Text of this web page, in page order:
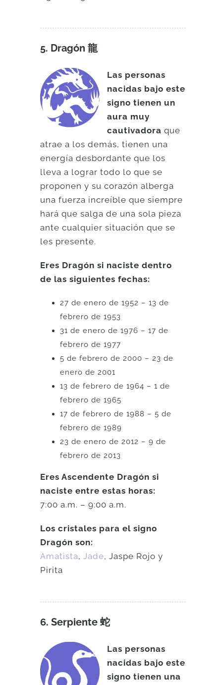
5. Dragón 龍
Las personas
nacidas bajo este
signo tienen un
aura muy
cautivadora que
atrae a los demás, tienen una
energía desbordante que los
lleva a lograr todo lo que se
proponen y su corazón alberga
una fuerza increíble que siempre
hará que salga de una sola pieza
ante cualquier situación que se
les presente.
Eres Dragón si naciste dentro
de las siguientes fechas:
27 de enero de 1952 – 13 de
febrero de 1953
31 de enero de 1976 – 17 de
febrero de 1977
5 de febrero de 2000 – 23 de
enero de 2001
13 de febrero de 1964 – 1 de
febrero de 1965
17 de febrero de 1988 – 5 de
febrero de 1989
23 de enero de 2012 – 9 de
febrero de 2013
Eres Ascendente Dragón si
naciste entre estas horas:
7:00 a.m. – 9:00 a.m.
Los cristales para el signo
Dragón son:
Amatista,Jade, Jaspe Rojo y
Pirita
6. Serpiente 蛇
Las personas
nacidas bajo este
signo tienen una